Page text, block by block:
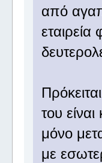
από
εταιρεία
του
μόνο
με